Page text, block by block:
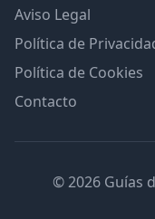
Aviso Legal
Política de
Política de Cookies
Contacto
© 2026 Guías